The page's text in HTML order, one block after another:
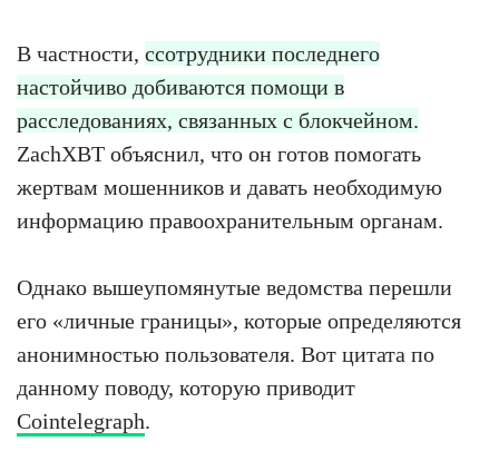
В частности, ссотрудники последнего
настойчиво добиваются помощи в
расследованиях, связанных с блокчейном.
ZachXBT объяснил, что он готов помогать
жертвам мошенников и давать необходимую
информацию правоохранительным органам.
Однако вышеупомянутые ведомства перешли
его «личные границы», которые определяются
анонимностью пользователя. Вот цитата по
данному поводу, которую приводит
Cointelegraph.